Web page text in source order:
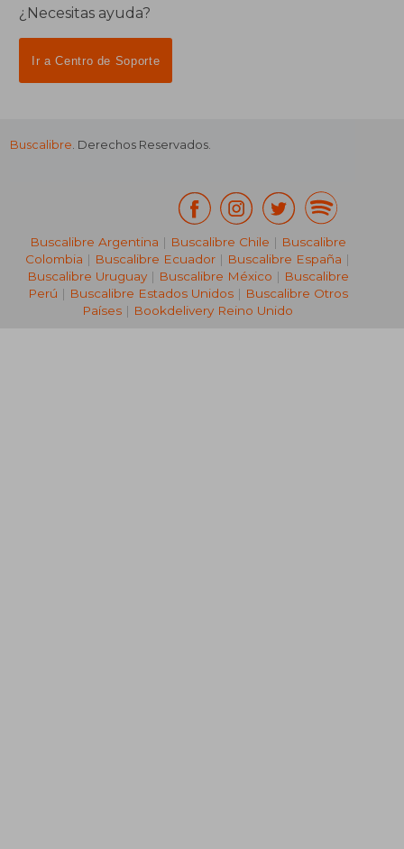
¿Necesitas ayuda?
Ir a Centro de Soporte
Buscalibre. Derechos Reservados.
Buscalibre Argentina | Buscalibre Chile | Buscalibre
Colombia | Buscalibre Ecuador | Buscalibre España |
Buscalibre Uruguay| Buscalibre México | Buscalibre
Perú | Buscalibre Estados Unidos| Buscalibre Otros
Países | Bookdelivery Reino Unido